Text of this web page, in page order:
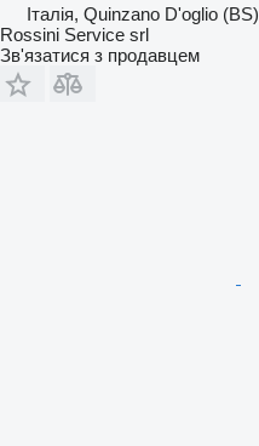
Італія, Quinzano D'oglio (BS)
Rossini Service srl
Зв'язатися з продавцем